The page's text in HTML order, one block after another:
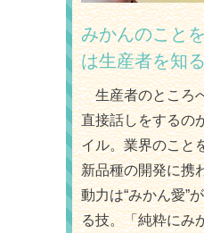
みかんのこと
は生産者を知
生産者のところ
直接話しをするの
イル。業界のこと
新品種の開発に携
動力は“みかん愛”
る技。「純粋にみ